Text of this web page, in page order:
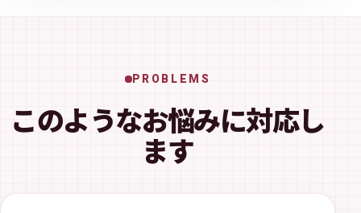
PROBLEMS
このようなお悩みに対応し
ます